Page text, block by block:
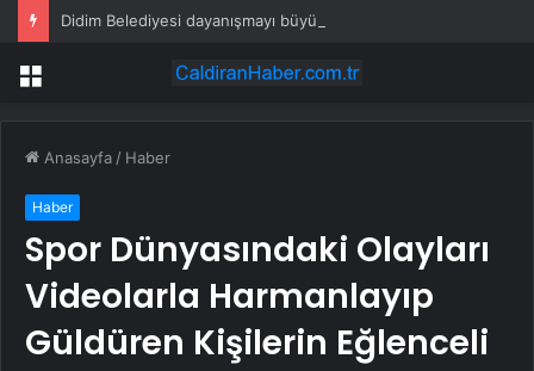
Didim Belediyesi dayanışmayı büyütüyor
Menü
Anasayfa / Haber
Haber
Spor Dünyasındaki Olayları
Videolarla Harmanlayıp
Güldüren Kişilerin Eğlenceli